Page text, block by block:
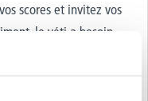
scores et invitez vos
le yéti a besoin
étudiants de la
yétis enseveli sous